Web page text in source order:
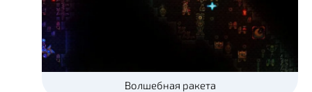
Волшебная ракета